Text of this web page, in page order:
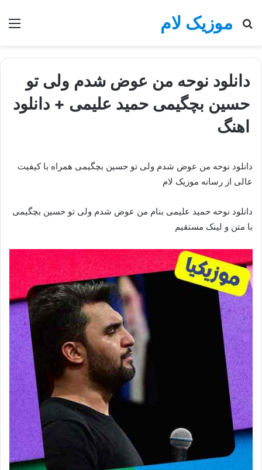
موزیک لام
جستجو
دانلود نوحه من عوض شدم ولی تو
حسین بچگیمی حمید علیمی + دانلود
اهنگ
دانلود نوحه من عوض شدم ولی تو حسین بچگیمی همراه با کیفیت
عالی از رسانه موزیک لام
دانلود نوحه حمید علیمی بنام من عوض شدم ولی تو حسین بچگیمی
با متن و لینک مستقیم